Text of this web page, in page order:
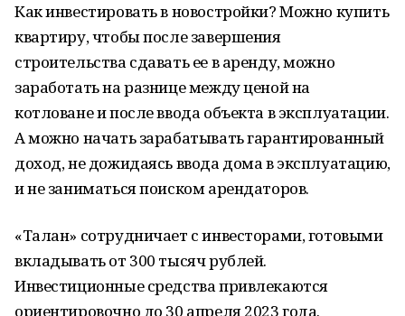
Как инвестировать в новостройки? Можно купить
квартиру, чтобы после завершения
строительства сдавать ее в аренду, можно
заработать на разнице между ценой на
котловане и после ввода объекта в эксплуатации.
А можно начать зарабатывать гарантированный
доход, не дожидаясь ввода дома в эксплуатацию,
и не заниматься поиском арендаторов.
«Талан» сотрудничает с инвесторами, готовыми
вкладывать от 300 тысяч рублей.
Инвестиционные средства привлекаются
ориентировочно до 30 апреля 2023 года.